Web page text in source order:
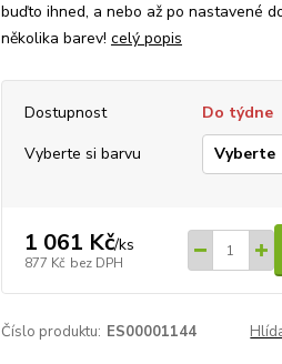
buďto ihned, a nebo až po nastavené
několika barev! celý popis
Dostupnost
Do týdne
Vyberte si barvu
1 061 Kč/ks
877 Kč bez DPH
Číslo produktu: ES00001144